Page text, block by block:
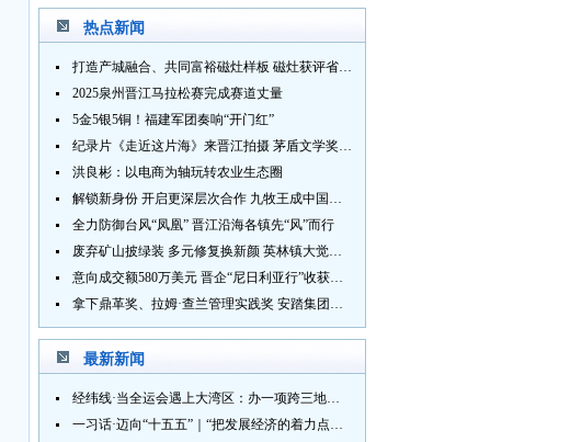
热点新闻
打造产城融合、共同富裕磁灶样板 磁灶获评省级乡村振兴示范乡镇
2025泉州晋江马拉松赛完成赛道丈量
5金5银5铜！福建军团奏响“开门红”
纪录片《走近这片海》来晋江拍摄 茅盾文学奖得主麦家探寻晋江“海海”人生
洪良彬：以电商为轴玩转农业生态圈
解锁新身份 开启更深层次合作 九牧王成中国奥委会官方赞助商
全力防御台风“凤凰” 晋江沿海各镇先“风”而行
废弃矿山披绿装 多元修复换新颜 英林镇大觉山片区废弃矿山生态修复项目通过验收
意向成交额580万美元 晋企“尼日利亚行”收获满满
拿下鼎革奖、拉姆·查兰管理实践奖 安踏集团获企业管理权威奖项
最新新闻
经纬线·当全运会遇上大湾区：办一项跨三地的赛事有多硬核？
一习话·迈向“十五五”｜“把发展经济的着力点放在实体经济上”